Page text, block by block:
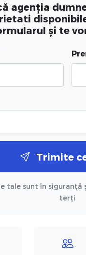
agenția
și te
Trimite
tale sunt în siguranță
terți